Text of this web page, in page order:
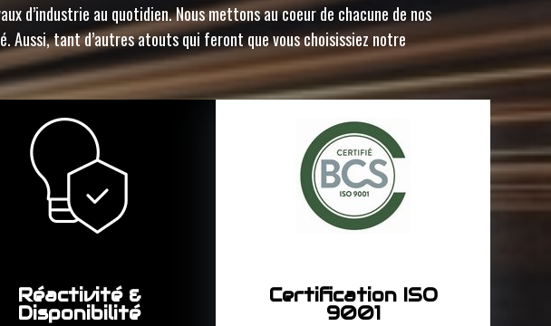
d’industrie au quotidien. Nous mettons au coeur de chacune de nos
tant d’autres atouts qui feront que vous choisissiez notre
Réactivité &
Disponibilité
Certification ISO
9001